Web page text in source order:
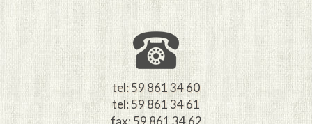
tel: 59 861 34 60
tel: 59 861 34 61
fax: 59 861 34 62